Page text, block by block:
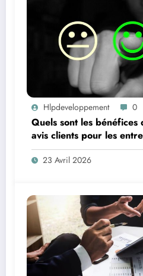
Hlpdeveloppement 0
Quels sont les bénéfices
avis clients pour les
23 Avril 2026